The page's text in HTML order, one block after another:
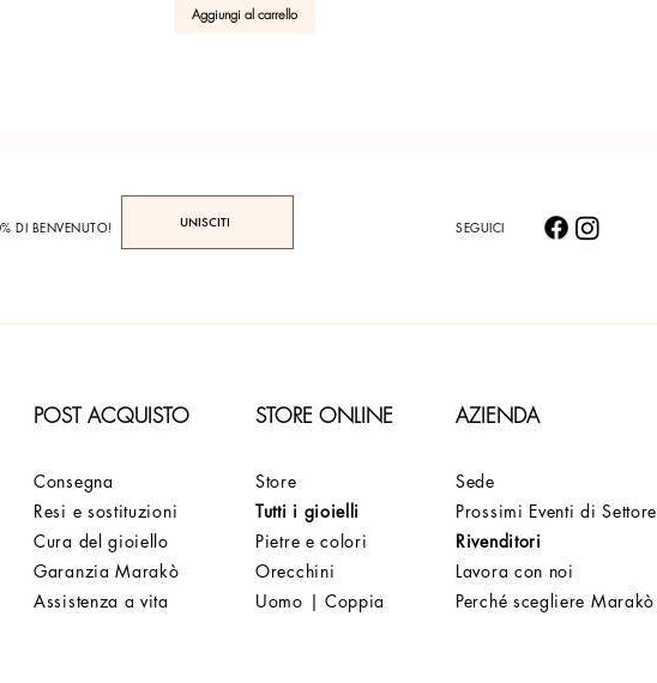
Aggiungi al carrello
DI BENVENUTO! UNISCITI SEGUICI
POST ACQUISTO STORE ONLINE AZIENDA
Consegna
Resi e sostituzioni
Cura del gioiello
Garanzia Marakò
Assistenza a vita
Store
Tutti i gioielli
Pietre e colori
Orecchini
Uomo | Coppia
Sede
Prossimi Eventi di Settore
Rivenditori
Lavora con noi
Perché scegliere Marakò